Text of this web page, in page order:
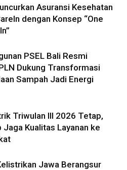
Asuransi Kesehatan
dengan Konsep “One
PSEL Bali Resmi
Dukung Transformasi
Sampah Jadi Energi
Triwulan III 2026 Tetap,
Jaga Kualitas Layanan ke
Jawa Berangsur